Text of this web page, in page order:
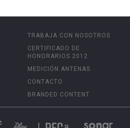
TRABAJA CON NOSOTROS
CERTIFICADO DE
HONORARIOS 2012
MEDICIÓN ANTENAS
CONTACTO
BRANDED CONTENT